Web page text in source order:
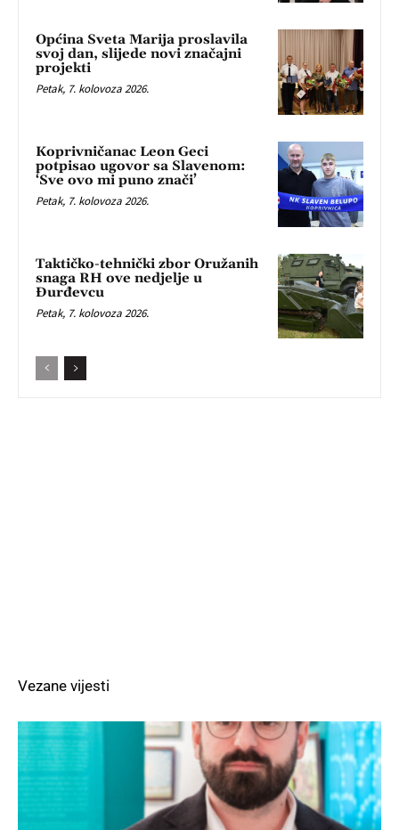
Općina Sveta Marija proslavila
svoj dan, slijede novi značajni
projekti
Petak, 7. kolovoza 2026.
Koprivničanac Leon Geci
potpisao ugovor sa Slavenom:
‘Sve ovo mi puno znači’
Petak, 7. kolovoza 2026.
Taktičko-tehnički zbor Oružanih
snaga RH ove nedjelje u
Đurđevcu
Petak, 7. kolovoza 2026.
Vezane vijesti